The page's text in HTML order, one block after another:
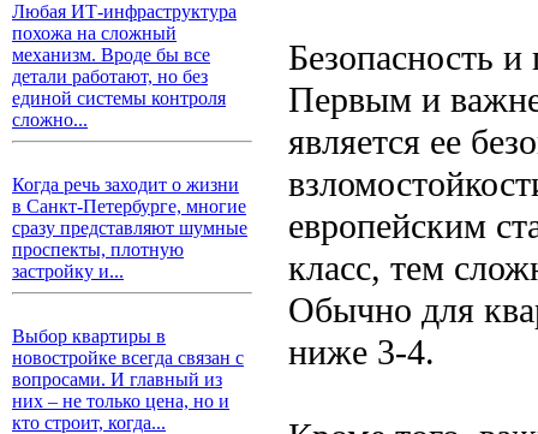
Любая ИТ-инфраструктура
похожа на сложный
механизм. Вроде бы все
детали работают, но без
единой системы контроля
сложно...
Когда речь заходит о жизни
в Санкт-Петербурге, многие
сразу представляют шумные
проспекты, плотную
застройку и...
Выбор квартиры в
новостройке всегда связан с
вопросами. И главный из
них – не только цена, но и
кто строит, когда...
Безопасность
Первым и
является ее
европейским
класс, тем
Обычно для
ниже 3-4.